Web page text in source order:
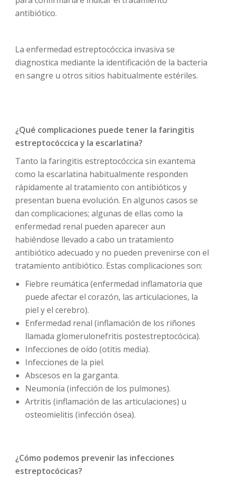
antibiótico.
La enfermedad estreptocóccica invasiva se
diagnostica mediante la identificación de la bacteria
en sangre u otros sitios habitualmente estériles.
¿Qué complicaciones puede tener la faringitis
estreptocóccica y la escarlatina?
Tanto la faringitis estreptocóccica sin exantema
como la escarlatina habitualmente responden
rápidamente al tratamiento con antibióticos y
presentan buena evolución. En algunos casos se
dan complicaciones; algunas de ellas como la
enfermedad renal pueden aparecer aun
habiéndose llevado a cabo un tratamiento
antibiótico adecuado y no pueden prevenirse con el
tratamiento antibiótico. Estas complicaciones son:
Fiebre reumática (enfermedad inflamatoria que
puede afectar el corazón, las articulaciones, la
piel y el cerebro).
Enfermedad renal (inflamación de los riñones
llamada glomerulonefritis postestreptocócica).
Infecciones de oído (otitis media).
Infecciones de la piel.
Abscesos en la garganta.
Neumonía (infección de los pulmones).
Artritis (inflamación de las articulaciones) u
osteomielitis (infección ósea).
¿Cómo podemos prevenir las infecciones
estreptocócicas?